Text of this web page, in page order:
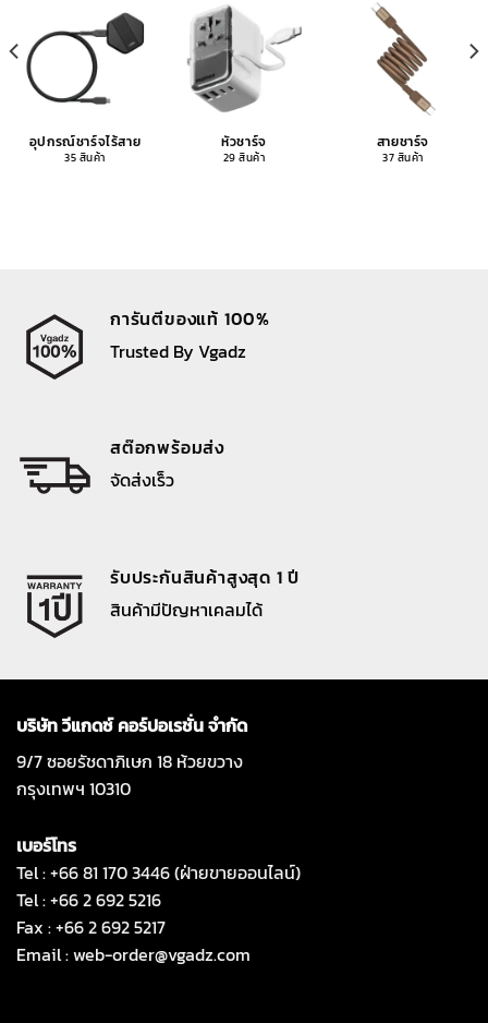
อุปกรณ์ชาร์จไร้สาย
35 สินค้า
หัวชาร์จ
29 สินค้า
สายชาร์จ
37 สินค้า
การันตีของแท้ 100%
Trusted By Vgadz
สต๊อกพร้อมส่ง
จัดส่งเร็ว
รับประกันสินค้าสูงสุด 1 ปี
สินค้ามีปัญหาเคลมได้
บริษัท วีแกดซ์ คอร์ปอเรชั่น จำกัด
9/7 ซอยรัชดาภิเษก 18 ห้วยขวาง
กรุงเทพฯ 10310
เบอร์โทร
Tel : +66 81 170 3446 (ฝ่ายขายออนไลน์)
Tel : +66 2 692 5216
Fax : +66 2 692 5217
Email :web-order@vgadz.com